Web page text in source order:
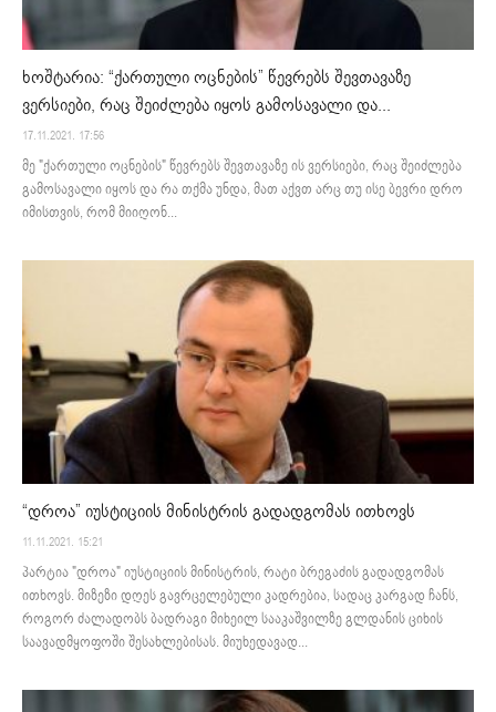
ხოშტარია: “ქართული ოცნების” წევრებს შევთავაზე
ვერსიები, რაც შეიძლება იყოს გამოსავალი და...
17.11.2021. 17:56
მე "ქართული ოცნების" წევრებს შევთავაზე ის ვერსიები, რაც შეიძლება
გამოსავალი იყოს და რა თქმა უნდა, მათ აქვთ არც თუ ისე ბევრი დრო
იმისთვის, რომ მიიღონ...
“დროა” იუსტიციის მინისტრის გადადგომას ითხოვს
11.11.2021. 15:21
პარტია "დროა" იუსტიციის მინისტრის, რატი ბრეგაძის გადადგომას
ითხოვს. მიზეზი დღეს გავრცელებული კადრებია, სადაც კარგად ჩანს,
როგორ ძალადობს ბადრაგი მიხეილ სააკაშვილზე გლდანის ციხის
საავადმყოფოში შესახლებისას. მიუხედავად...